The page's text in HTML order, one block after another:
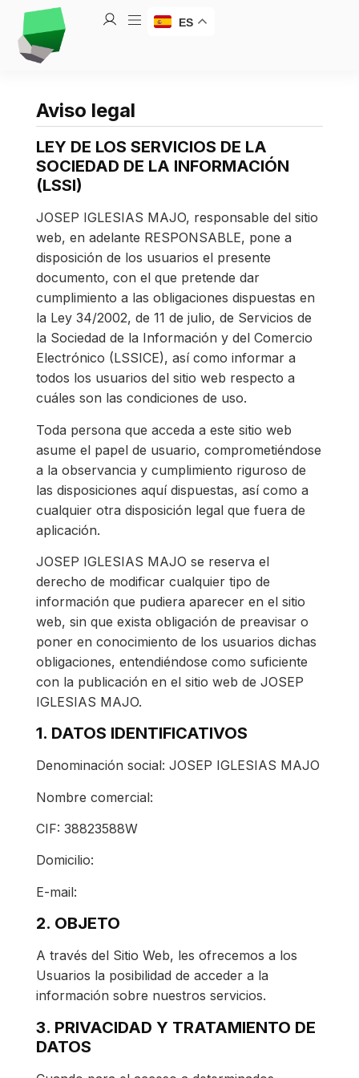
ES
Aviso legal
LEY DE LOS SERVICIOS DE LA
SOCIEDAD DE LA INFORMACIÓN
(LSSI)
JOSEP IGLESIAS MAJO, responsable del sitio
web, en adelante RESPONSABLE, pone a
disposición de los usuarios el presente
documento, con el que pretende dar
cumplimiento a las obligaciones dispuestas en
la Ley 34/2002, de 11 de julio, de Servicios de
la Sociedad de la Información y del Comercio
Electrónico (LSSICE), así como informar a
todos los usuarios del sitio web respecto a
cuáles son las condiciones de uso.
Toda persona que acceda a este sitio web
asume el papel de usuario, comprometiéndose
a la observancia y cumplimiento riguroso de
las disposiciones aquí dispuestas, así como a
cualquier otra disposición legal que fuera de
aplicación.
JOSEP IGLESIAS MAJO se reserva el
derecho de modificar cualquier tipo de
información que pudiera aparecer en el sitio
web, sin que exista obligación de preavisar o
poner en conocimiento de los usuarios dichas
obligaciones, entendiéndose como suficiente
con la publicación en el sitio web de JOSEP
IGLESIAS MAJO.
1. DATOS IDENTIFICATIVOS
Denominación social: JOSEP IGLESIAS MAJO
Nombre comercial:
CIF: 38823588W
Domicilio:
E-mail:
2. OBJETO
A través del Sitio Web, les ofrecemos a los
Usuarios la posibilidad de acceder a la
información sobre nuestros servicios.
3. PRIVACIDAD Y TRATAMIENTO DE
DATOS